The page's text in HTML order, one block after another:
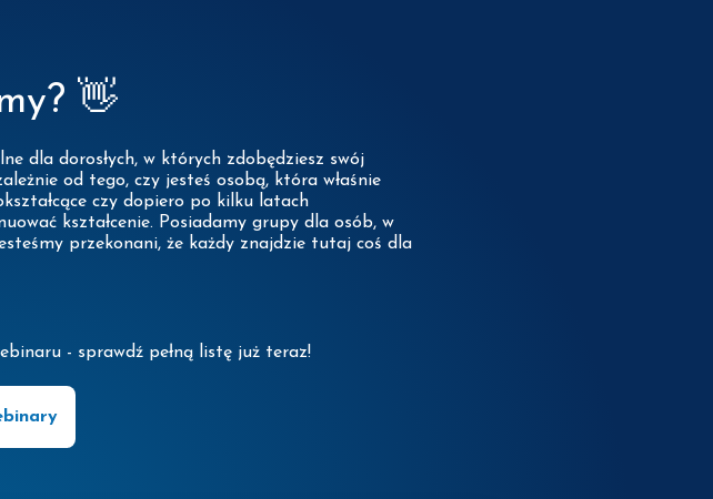
👋
dla dorosłych, w których zdobędziesz swój
od tego, czy jesteś osobą, która właśnie
czy dopiero po kilku latach
kształcenie. Posiadamy grupy dla osób, w
przekonani, że każdy znajdzie tutaj coś dla
- sprawdź pełną listę już teraz!